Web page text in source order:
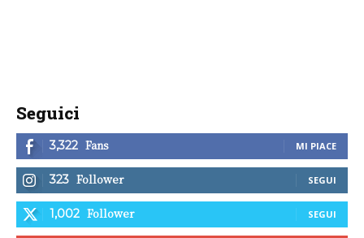
Seguici
3,322 Fans MI PIACE
323 Follower SEGUI
1,002 Follower SEGUI